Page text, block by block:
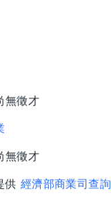
無徵才
無徵才
供 經濟部商業司查詢